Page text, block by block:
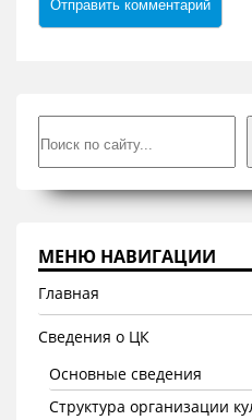
МЕНЮ НАВИГАЦИИ
Главная
Сведения о ЦК
Основные сведения
Структура организации